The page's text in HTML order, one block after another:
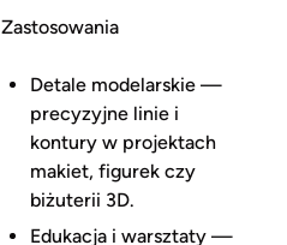
Zastosowania
Detale modelarskie —
precyzyjne linie i
kontury w projektach
makiet, figurek czy
biżuterii 3D.
Edukacja i warsztaty —